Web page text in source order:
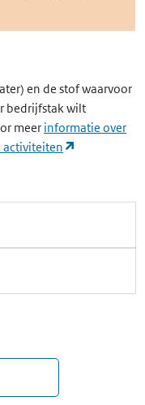
en de stof waarvoor
bedrijfstak wilt
meer informatie over
activiteiten